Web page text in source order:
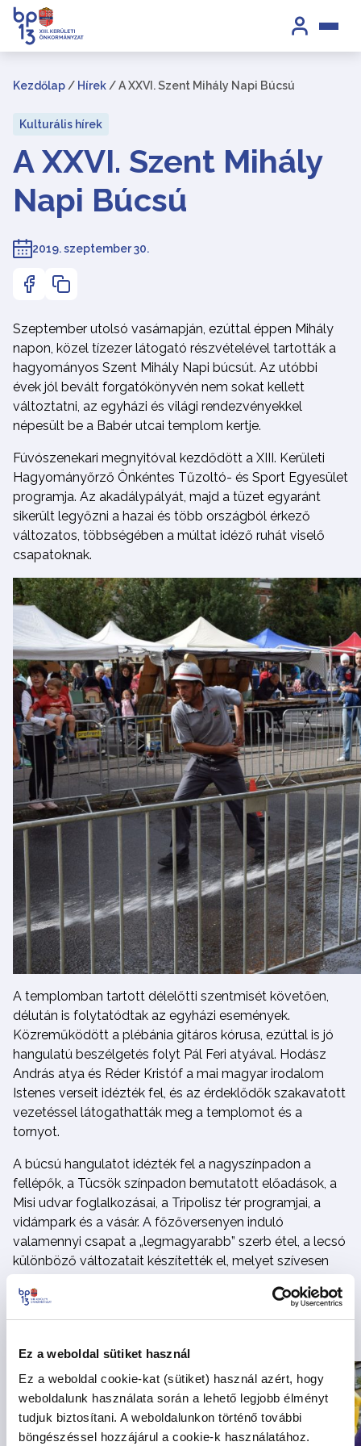
Ez a weboldal sütiket használ
Ez a weboldal cookie-kat (sütiket) használ azért, hogy
weboldalunk használata során a lehető legjobb élményt
tudjuk biztosítani. A weboldalunkon történő további
böngészéssel hozzájárul a cookie-k használatához.
Kezdőlap / Hírek /A XXVI. Szent Mihály Napi Búcsú
Kulturális hírek
A XXVI. Szent Mihály
Napi Búcsú
2019. szeptember 30.
Szeptember utolsó vasárnapján, ezúttal éppen Mihály
napon, közel tízezer látogató részvételével tartották a
hagyományos Szent Mihály Napi búcsút. Az utóbbi
évek jól bevált forgatókönyvén nem sokat kellett
változtatni, az egyházi és világi rendezvényekkel
népesült be a Babér utcai templom kertje.
Fúvószenekari megnyitóval kezdődött a XIII. Kerületi
Hagyományőrző Önkéntes Tűzoltó- és Sport Egyesület
programja. Az akadálypályát, majd a tüzet egyaránt
sikerült legyőzni a hazai és több országból érkező
változatos, többségében a múltat idéző ruhát viselő
csapatoknak.
A templomban tartott délelőtti szentmisét követően,
délután is folytatódtak az egyházi események.
Közreműködött a plébánia gitáros kórusa, ezúttal is jó
hangulatú beszélgetés folyt Pál Feri atyával. Hodász
András atya és Réder Kristóf a mai magyar irodalom
Istenes verseit idézték fel, és az érdeklődők szakavatott
vezetéssel látogathatták meg a templomot és a
tornyot.
A búcsú hangulatot idézték fel a nagyszínpadon a
fellépők, a Tücsök színpadon bemutatott előadások, a
Misi udvar foglalkozásai, a Tripolisz tér programjai, a
vidámpark és a vásár. A főzőversenyen induló
valamennyi csapat a „legmagyarabb” szerb étel, a lecsó
különböző változatait készítették el, melyet szívesen
kiemelkedő eseménye volt a Straub Dezső vidám,
zenés produkciója. A rendezvényt a Brillantin zenekar